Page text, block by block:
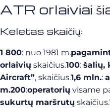
ATR orlaiviai
Keletas skaičių:
1 800: nuo 1981 m.
orlaivių skaičius.100: šalių,
Aircraft”, skaičius.1,6 mln.:
m.200:operatorių visame
sukurtų maršrutų skaičius.